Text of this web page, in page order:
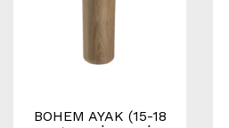
BOHEM AYAK (15-18